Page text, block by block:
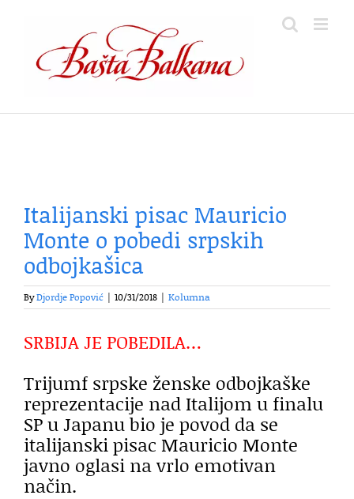
content
Italijanski pisac Mauricio
Monte o pobedi srpskih
odbojkašica
ByDjordje Popović 10/31/2018 Kolumna
SRBIJA JE POBEDILA…
Trijumf srpske ženske odbojkaške
reprezentacije nad Italijom u finalu
SP u Japanu bio je povod da se
italijanski pisac Mauricio Monte
javno oglasi na vrlo emotivan
način.